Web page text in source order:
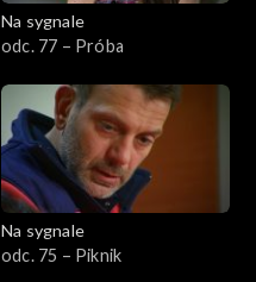
Na sygnale
odc. 77 – Próba
Na sygnale
odc. 75 – Piknik